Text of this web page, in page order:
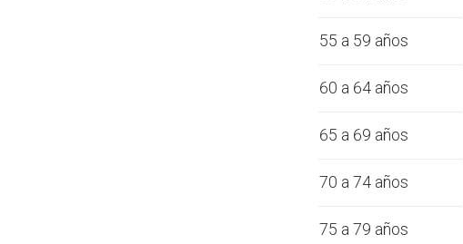
55 a 59 años
60 a 64 años
65 a 69 años
70 a 74 años
75 a 79 años